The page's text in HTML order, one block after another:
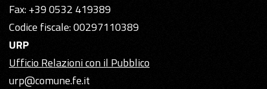
Fax: +39 0532 419389
Codice fiscale: 00297110389
URP
Ufficio Relazioni con il Pubblico
urp@comune.fe.it